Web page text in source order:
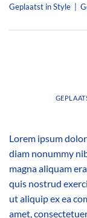
Geplaatst inStyle
Lorem ipsum
diam nonummy
magna aliquam
quis nostrud
ut aliquip ex ea
amet,